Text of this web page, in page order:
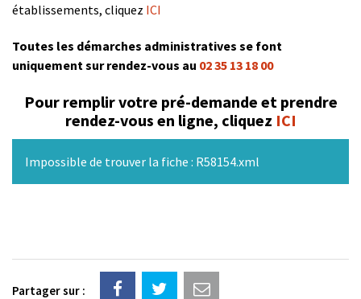
établissements, cliquez ICI
Toutes les démarches administratives se font
uniquement sur rendez-vous au 02 35 13 18 00
Pour remplir votre pré-demande et prendre
rendez-vous en ligne, cliquez ICI
Impossible de trouver la fiche : R58154.xml
Partager sur :